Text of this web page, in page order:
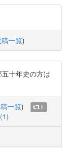
一覧)
十年史の方は
一覧)
1